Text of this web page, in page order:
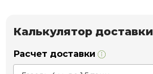
Калькулятор доставки
Расчет доставки